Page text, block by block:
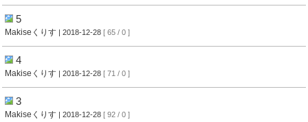
5
Makiseくりす | 2018-12-28 [ 65 / 0 ]
4
Makiseくりす | 2018-12-28 [ 71 / 0 ]
3
Makiseくりす | 2018-12-28 [ 92 / 0 ]